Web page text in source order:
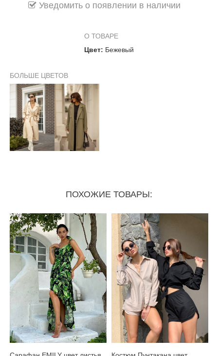
Уведомить о появлении в наличии
О ТОВАРЕ
Цвет: Бежевый
БОЛЬШЕ ЦВЕТОВ
ПОХОЖИЕ ТОВАРЫ: